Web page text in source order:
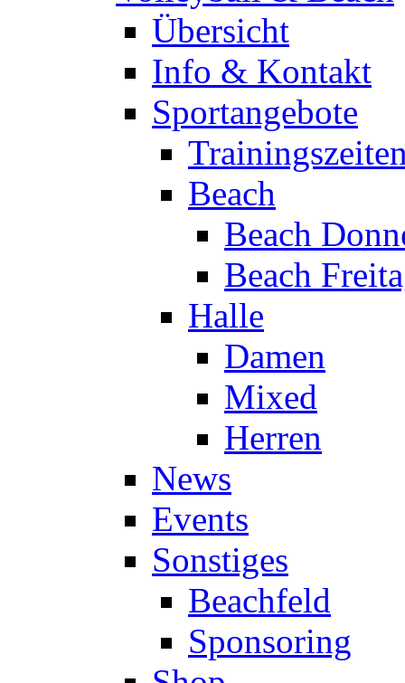
Übersicht
Info & Kontakt
Sportangebote
Beach
Beach
Beach
Halle
Damen
Mixed
Herren
News
Events
Sonstiges
Beachfeld
Sponsoring